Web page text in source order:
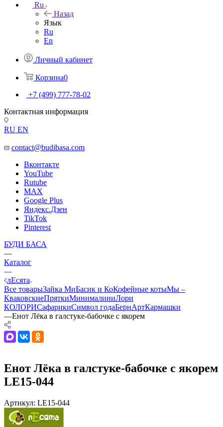
Ru
Назад
Язык
Ru
En
Личный кабинет
Корзина0
+7 (499) 777-78-02
Контактная информация
RU EN
contact@budibasa.com
Вконтакте
YouTube
Rutube
MAX
Google Plus
Яндекс.Дзен
TikTok
Pinterest
БУДИ БАСА
—
Каталог
—
лЕсята
Все товарыЗайка МиБасик и КоКофейные котыМы –
КваковскиеПряткиМинималиниЛори
КОЛОРИСафарикиСимвол годаБернАртКармашки
—Енот Лёка в галстуке-бабочке с якорем
Енот Лёка в галстуке-бабочке с якорем
LE15-044
Артикул: LE15-044